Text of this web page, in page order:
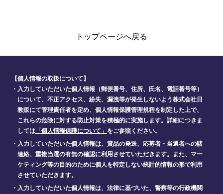
トップページへ戻る
【個人情報の取扱について】
・入力していただいた個人情報（郵便番号、住所、氏名、電話番号等）
について、不正アクセス、紛失、漏洩等が発生しないよう株式会社日
教販にて管理責任者を定め、個人情報保護管理規程を制定した上で、
これらの危険に対する防止対策を積極的に実施します。詳細につきま
しては「個人情報保護について」 をご参照ください。
・入力していただいた個人情報は、賞品の発送、応募者・当選者への諸
連絡、重複当選の有無の確認に利用させていただきます。また、マー
ケティング等の目的のために個人を特定しない統計的情報の形で利用
させていただきます。
・入力していただいた個人情報は、法律に基づいた、警察等の行政機関